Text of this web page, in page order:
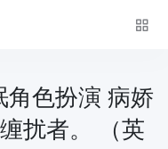
角色扮演 病娇
扰者。 （英